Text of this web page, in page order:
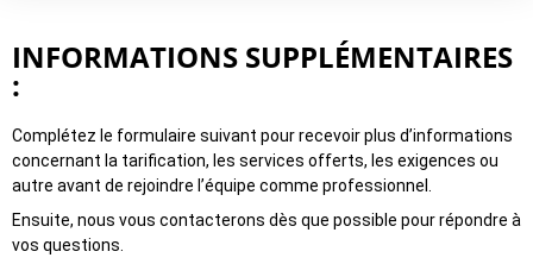
INFORMATIONS SUPPLÉMENTAIRES
:
Complétez le formulaire suivant pour recevoir plus d’informations
concernant la tarification, les services offerts, les exigences ou
autre avant de rejoindre l’équipe comme professionnel.
Ensuite, nous vous contacterons dès que possible pour répondre à
vos questions.